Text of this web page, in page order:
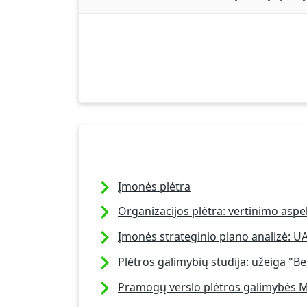
Įmonės plėtra
Organizacijos plėtra: vertinimo
Įmonės strateginio plano analizė:
Plėtros galimybių studija: užeiga
Pramogų verslo plėtros galimybės